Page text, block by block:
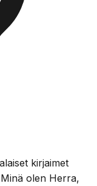
kirjaimet
olen Herra,